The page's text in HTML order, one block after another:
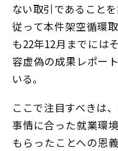
ない取引であること
従って本件架空循環
も22年12月までには
容虚偽の成果レポー
いる。
ここで注目すべきは
事情に合った就業環
もらったことへの恩